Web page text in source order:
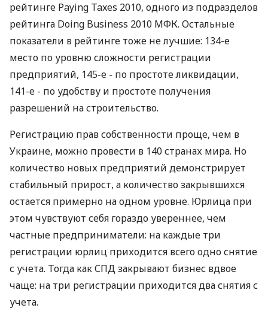
рейтинге Paying Taxes 2010, одного из подразделов
рейтинга Doing Business 2010 МФК. Остальные
показатели в рейтинге тоже не лучшие: 134-е
место по уровню сложности регистрации
предприятий, 145-е - по простоте ликвидации,
141-е - по удобству и простоте получения
разрешений на строительство.
Регистрацию прав собственности проще, чем в
Украине, можно провести в 140 странах мира. Но
количество новых предприятий демонстрирует
стабильный прирост, а количество закрывшихся
остается примерно на одном уровне. Юрлица при
этом чувствуют себя гораздо увереннее, чем
частные предприниматели: на каждые три
регистрации юрлиц приходится всего одно снятие
с учета. Тогда как СПД закрывают бизнес вдвое
чаще: на три регистрации приходится два снятия с
учета.